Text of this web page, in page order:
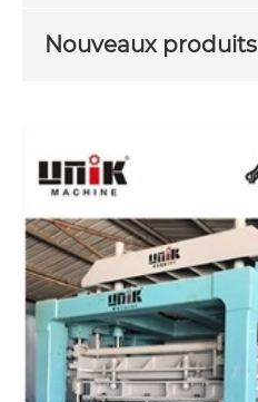
Nouveaux produits